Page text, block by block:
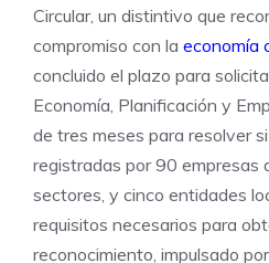
Circular, un distintivo que
compromiso con la economía
concluido el plazo para
Economía, Planificación y
de tres meses para resolver
registradas por 90 empresas
sectores, y cinco entidades
requisitos necesarios para
reconocimiento, impulsado